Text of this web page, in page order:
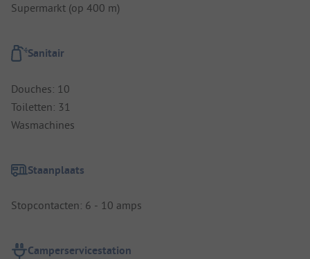
Supermarkt (op 400 m)
Sanitair
Douches: 10
Toiletten: 31
Wasmachines
Staanplaats
Stopcontacten: 6 - 10 amps
Camperservicestation